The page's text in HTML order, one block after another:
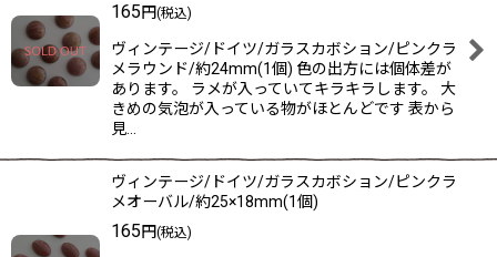
165円(税込)
ヴィンテージ/ドイツ/ガラスカボション/ピンクラ
メラウンド/約24mm(1個) 色の出方には個体差が
あります。 ラメが入っていてキラキラします。 大
きめの気泡が入っている物がほとんどです 表から
見…
ヴィンテージ/ドイツ/ガラスカボション/ピンクラ
メオーバル/約25×18mm(1個)
165円(税込)